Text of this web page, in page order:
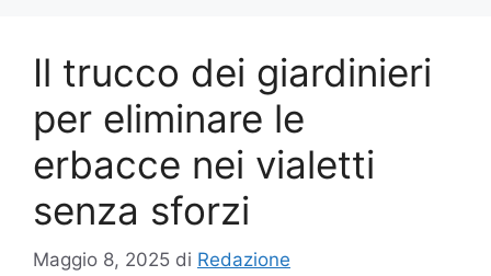
Il trucco dei giardinieri
per eliminare le
erbacce nei vialetti
senza sforzi
Maggio 8, 2025 di Redazione